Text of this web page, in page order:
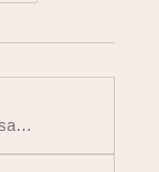
Les vinaigres : alliés santé et saveurs du quotidien